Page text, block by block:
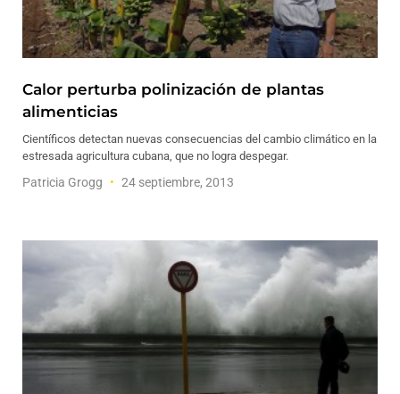
Calor perturba polinización de plantas
alimenticias
Científicos detectan nuevas consecuencias del cambio climático en la
estresada agricultura cubana, que no logra despegar.
Patricia Grogg 24 septiembre, 2013